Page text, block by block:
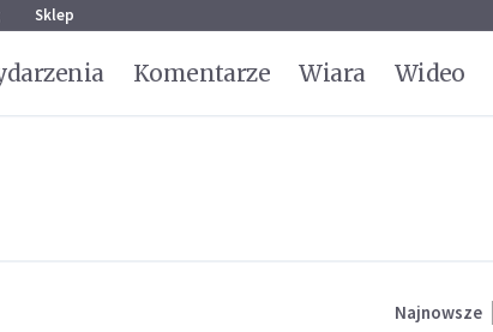
Sklep
Komentarze Wiara Wideo
Najnowsze